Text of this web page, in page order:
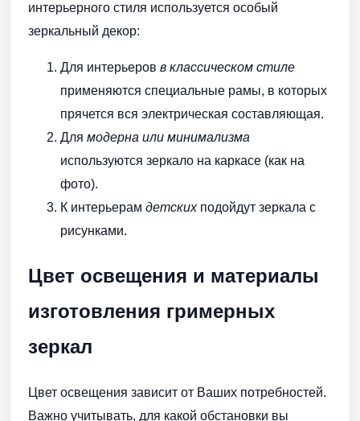
интерьерного стиля используется особый
зеркальный декор:
Для интерьеров в классическом стиле
применяются специальные рамы, в которых
прячется вся электрическая составляющая.
Для модерна или минимализма
используются зеркало на каркасе (как на
фото).
К интерьерам детскихподойдут зеркала с
рисунками.
Цвет освещения и материалы
изготовления гримерных
зеркал
Цвет освещения зависит от Ваших потребностей.
Важно учитывать, для какой обстановки вы